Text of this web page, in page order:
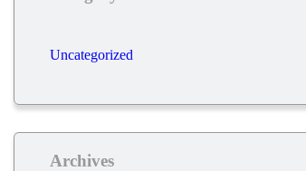
Uncategorized
Archives